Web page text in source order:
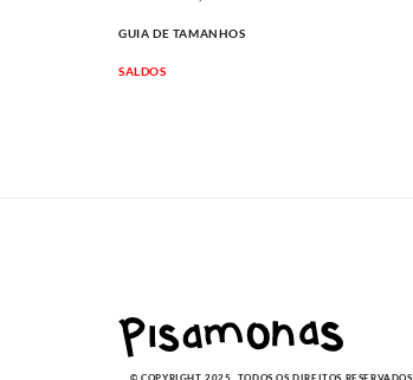
GUIA DE TAMANHOS
SALDOS
© COPYRIGHT 2025. TODOS OS DIREITOS RESERVADOS.